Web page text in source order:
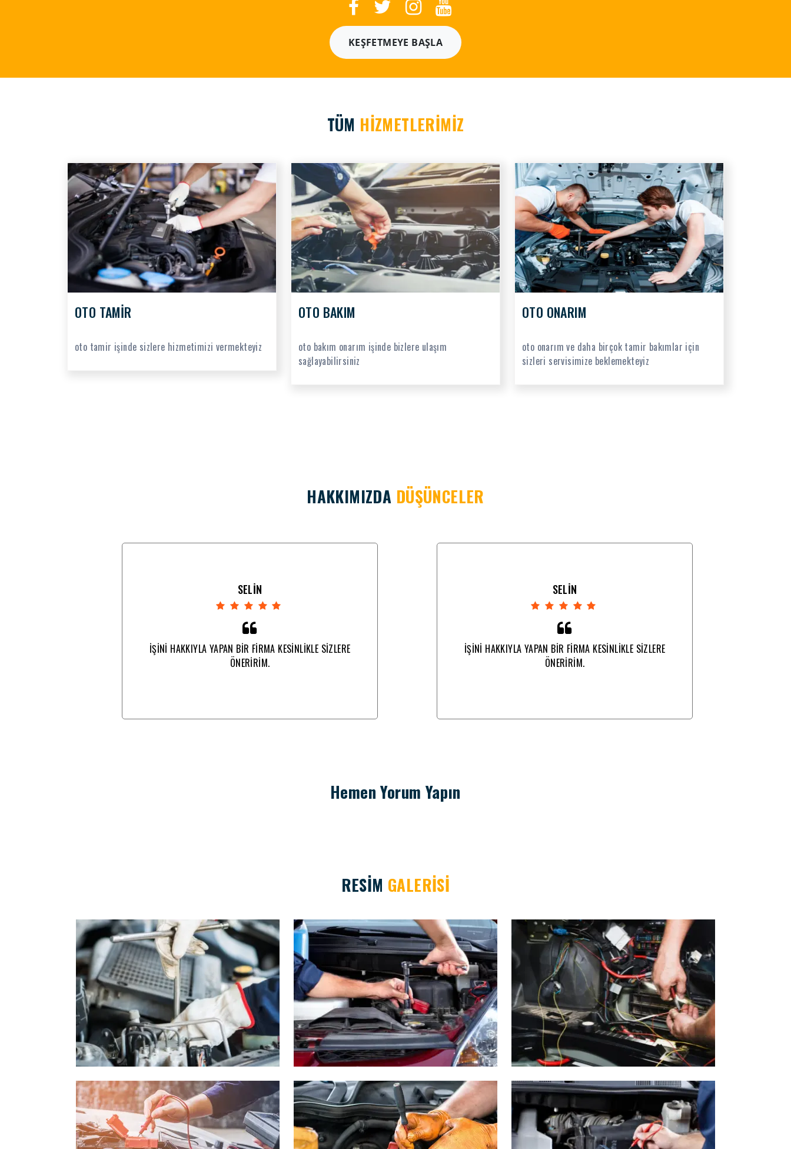
KEŞFETMEYE BAŞLA
TÜM HİZMETLERİMİZ
OTO TAMİR
oto tamir işinde sizlere hizmetimizi vermekteyiz
OTO BAKIM
oto bakım onarım işinde bizlere ulaşım
sağlayabilirsiniz
OTO ONARIM
oto onarım ve daha birçok tamir bakımlar için
sizleri servisimize beklemekteyiz
HAKKIMIZDA DÜŞÜNCELER
SELİN
İŞİNİ HAKKIYLA YAPAN BİR FİRMA KESİNLİKLE SİZLERE
ÖNERİRİM.
SELİN
İŞİNİ HAKKIYLA YAPAN BİR FİRMA KESİNLİKLE SİZLERE
ÖNERİRİM.
Hemen Yorum Yapın
RESİM GALERİSİ